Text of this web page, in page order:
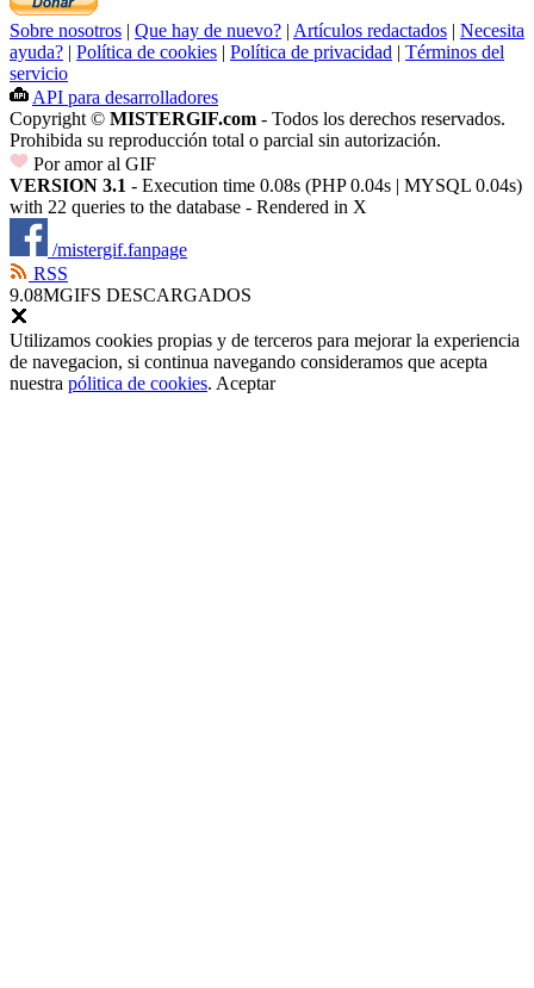
Sobre nosotros | Que hay de nuevo? | Artículos redactados | Necesita
ayuda? | Política de cookies | Política de privacidad | Términos del
servicio
API para desarrolladores
Copyright © MISTERGIF.com - Todos los derechos reservados.
Prohibida su reproducción total o parcial sin autorización.
Por amor al GIF
VERSION 3.1 - Execution time 0.08s (PHP 0.04s | MYSQL 0.04s)
with 22 queries to the database - Rendered in X
/mistergif.fanpage
RSS
9.08MGIFS DESCARGADOS
Utilizamos cookies propias y de terceros para mejorar la experiencia
de navegacion, si continua navegando consideramos que acepta
nuestra pólitica de cookies. Aceptar